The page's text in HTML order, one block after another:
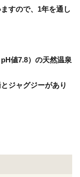
すので、1年を通し
値7.8）の天然温泉
ジャグジーがあり